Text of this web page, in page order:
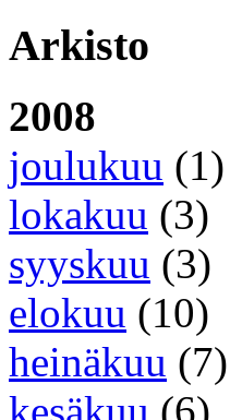
Arkisto
2008
joulukuu (1)
lokakuu (3)
syyskuu (3)
elokuu (10)
heinäkuu (7)